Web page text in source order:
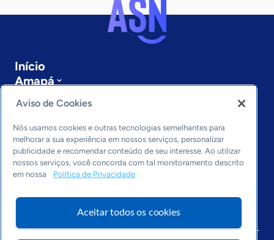
Início
Amapá
Sobre a ASN
Últimas notícias
Entre em contato
Editorias
Economia & Política
Inovação & Tecnologia
Cultura empreendedora
Arquivo
Aviso de Cookies
Nós usamos cookies e outras tecnologias semelhantes para
melhorar a sua experiência em nossos serviços, personalizar
publicidade e recomendar conteúdo de seu interesse. Ao utilizar
nossos serviços, você concorda com tal monitoramento descrito
em nossa
Política de Privacidade
Aceitar todos os cookies